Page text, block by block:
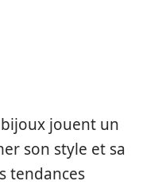
jouent un
son style et sa
tendances